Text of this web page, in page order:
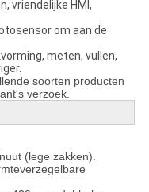
vriendelijke HMI,
om aan de
meten, vullen,
soorten producten
verzoek.
(lege zakken).